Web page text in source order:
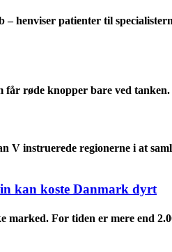
henviser patienter til
får røde knopper bare ved tanken.
instruerede regionerne i at
kan koste Danmark dyrt
For tiden er mere end